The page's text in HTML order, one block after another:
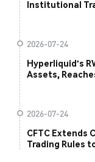
Institutional
2026-07-24
Hyperliquid's
Assets,
2026-07-24
CFTC Extends
Trading Rules